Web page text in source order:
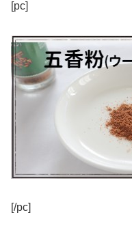
[pc]
[/pc]